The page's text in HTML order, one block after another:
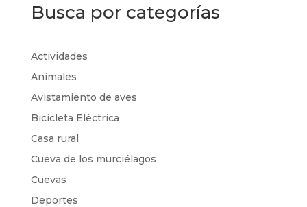
Busca por categorías
Actividades
Animales
Avistamiento de aves
Bicicleta Eléctrica
Casa rural
Cueva de los murciélagos
Cuevas
Deportes